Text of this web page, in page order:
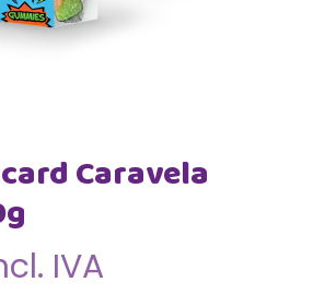
Caravela
IVA